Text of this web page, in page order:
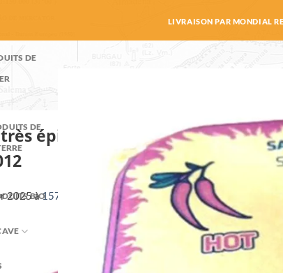
LIVRAISON PAR MONDIAL
DE
DE
BIO
épicées à l’huile d’olive – Piri
2025à1579 × 1115 dansSardines au piment « hot » – Piri